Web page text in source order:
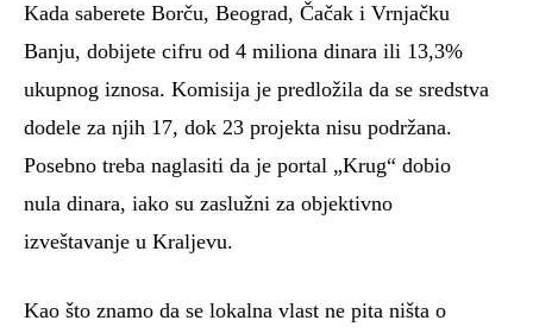
Kada saberete Borču, Beograd, Čačak i Vrnjačku
Banju, dobijete cifru od 4 miliona dinara ili 13,3%
ukupnog iznosa. Komisija je predložila da se sredstva
dodele za njih 17, dok 23 projekta nisu podržana.
Posebno treba naglasiti da je portal „Krug“ dobio
nula dinara, iako su zaslužni za objektivno
izveštavanje u Kraljevu.
Kao što znamo da se lokalna vlast ne pita ništa o